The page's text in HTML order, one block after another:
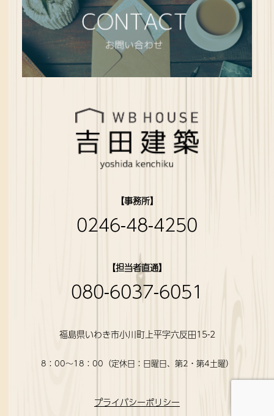
【事務所】
0246-48-4250
【担当者直通】
080-6037-6051
福島県いわき市小川町上平字六反田15-2
8：00〜18：00（定休日：日曜日、第2・第4土曜）
プライバシーポリシー